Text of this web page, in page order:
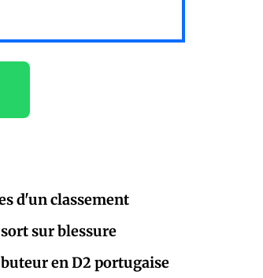
d'un classement
sur blessure
en D2 portugaise